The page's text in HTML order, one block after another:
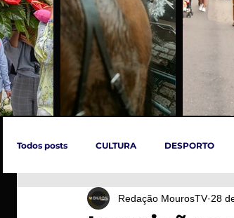
Todos posts CULTURA DESPORTO
ÚLTIMAS HORAS SOCIEDADE
Redação MourosTV 28